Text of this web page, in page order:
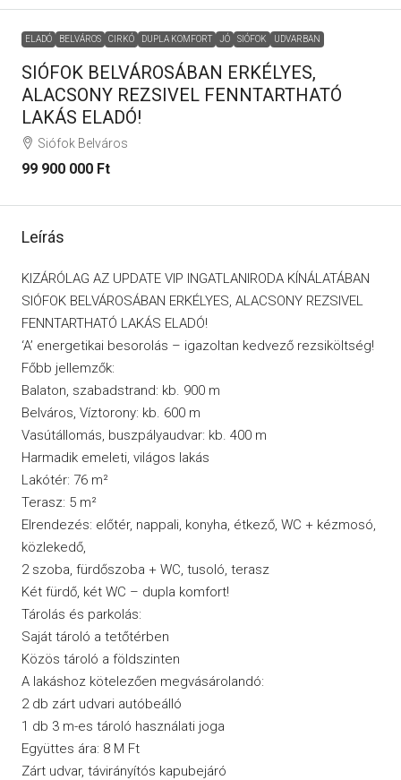
ELADÓ BELVÁROS CIRKÓ DUPLA KOMFORT JÓ SIÓFOK UDVARBAN
SIÓFOK BELVÁROSÁBAN ERKÉLYES,
ALACSONY REZSIVEL FENNTARTHATÓ
LAKÁS ELADÓ!
Siófok Belváros
99 900 000 Ft
Leírás
KIZÁRÓLAG AZ UPDATE VIP INGATLANIRODA KÍNÁLATÁBAN
SIÓFOK BELVÁROSÁBAN ERKÉLYES, ALACSONY REZSIVEL
FENNTARTHATÓ LAKÁS ELADÓ!
‘A’ energetikai besorolás – igazoltan kedvező rezsiköltség!
Főbb jellemzők:
Balaton, szabadstrand: kb. 900 m
Belváros, Víztorony: kb. 600 m
Vasútállomás, buszpályaudvar: kb. 400 m
Harmadik emeleti, világos lakás
Lakótér: 76 m²
Terasz: 5 m²
Elrendezés: előtér, nappali, konyha, étkező, WC + kézmosó,
közlekedő,
2 szoba, fürdőszoba + WC, tusoló, terasz
Két fürdő, két WC – dupla komfort!
Tárolás és parkolás:
Saját tároló a tetőtérben
Közös tároló a földszinten
A lakáshoz kötelezően megvásárolandó:
2 db zárt udvari autóbeálló
1 db 3 m-es tároló használati joga
Együttes ára: 8 M Ft
Zárt udvar, távirányítós kapubejáró